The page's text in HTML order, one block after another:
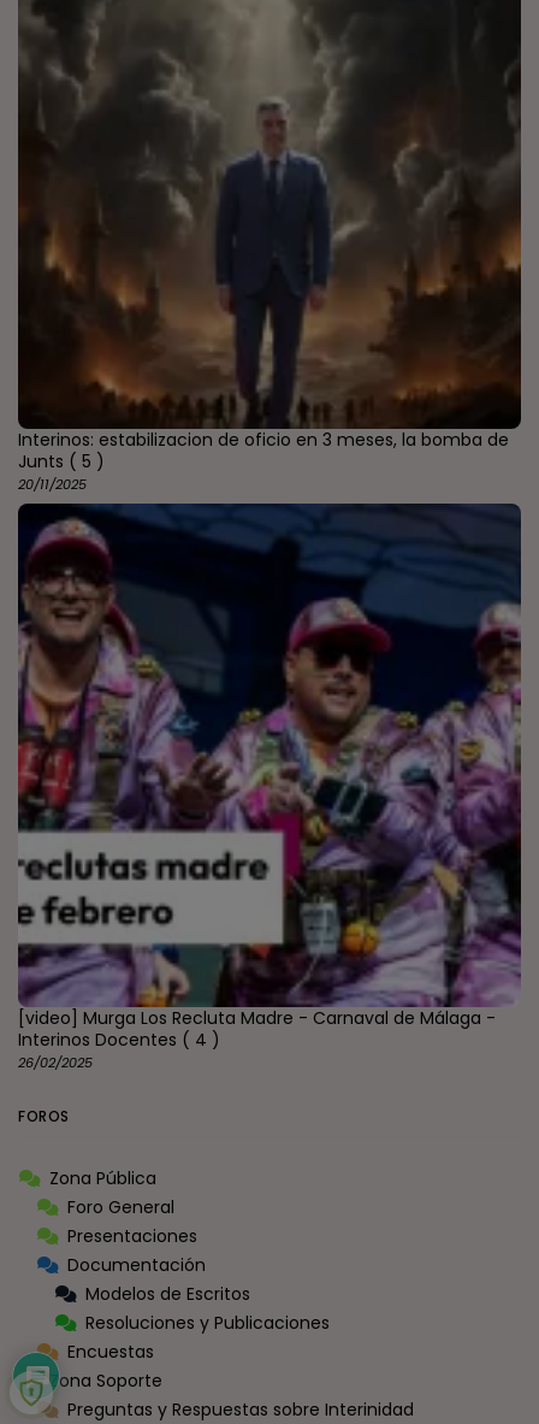
Interinos: estabilizacion de oficio en 3 meses, la bomba de
Junts ( 5 )
20/11/2025
[video] Murga Los Recluta Madre - Carnaval de Málaga -
Interinos Docentes ( 4 )
26/02/2025
FOROS
Zona Pública
Foro General
Presentaciones
Documentación
Modelos de Escritos
Resoluciones y Publicaciones
Encuestas
Zona Soporte
Preguntas y Respuestas sobre Interinidad